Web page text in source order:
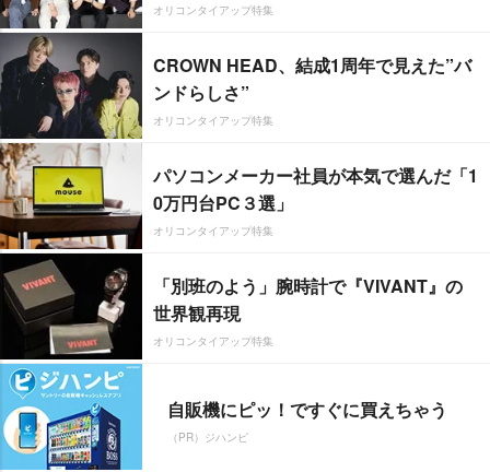
オリコンタイアップ特集
CROWN HEAD、結成1周年で見えた”バ
ンドらしさ”
オリコンタイアップ特集
パソコンメーカー社員が本気で選んだ「1
0万円台PC３選」
オリコンタイアップ特集
「別班のよう」腕時計で『VIVANT』の
世界観再現
オリコンタイアップ特集
自販機にピッ！ですぐに買えちゃう
（PR）ジハンピ